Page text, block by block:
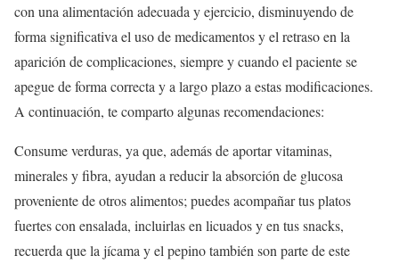
con una alimentación adecuada y ejercicio, disminuyendo de
forma significativa el uso de medicamentos y el retraso en la
aparición de complicaciones, siempre y cuando el paciente se
apegue de forma correcta y a largo plazo a estas modificaciones.
A continuación, te comparto algunas recomendaciones:
Consume verduras, ya que, además de aportar vitaminas,
minerales y fibra, ayudan a reducir la absorción de glucosa
proveniente de otros alimentos; puedes acompañar tus platos
fuertes con ensalada, incluirlas en licuados y en tus snacks,
recuerda que la jícama y el pepino también son parte de este